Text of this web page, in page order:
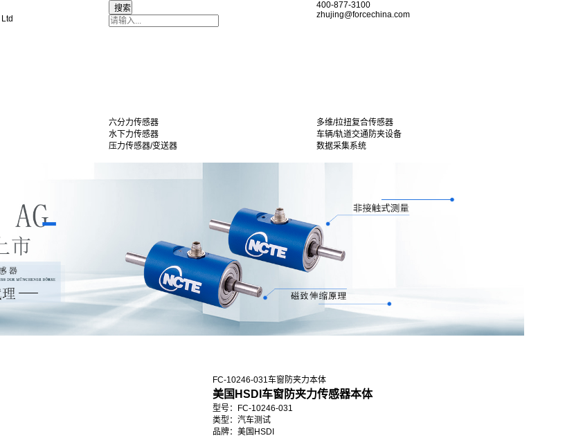
400-877-3100
zhujing@forcechina.com
六分力传感器
多维/拉扭复合传感器
水下力传感器
车辆/轨道交通防夹设备
压力传感器/变送器
数据采集系统
FC-10246-031车窗防夹力本体
美国HSDI车窗防夹力传感器本体
型号：FC-10246-031
类型：汽车测试
品牌：美国HSDI